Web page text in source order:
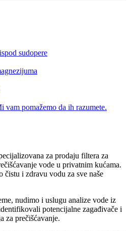
sudopere
vam pomažemo da ih razumete.
za prodaju filtera za
vode u privatnim kućama.
čistu i zdravu vodu za sve naše
nudimo i uslugu analize vode iz
potencijalne zagađivače i
za prečišćavanje.